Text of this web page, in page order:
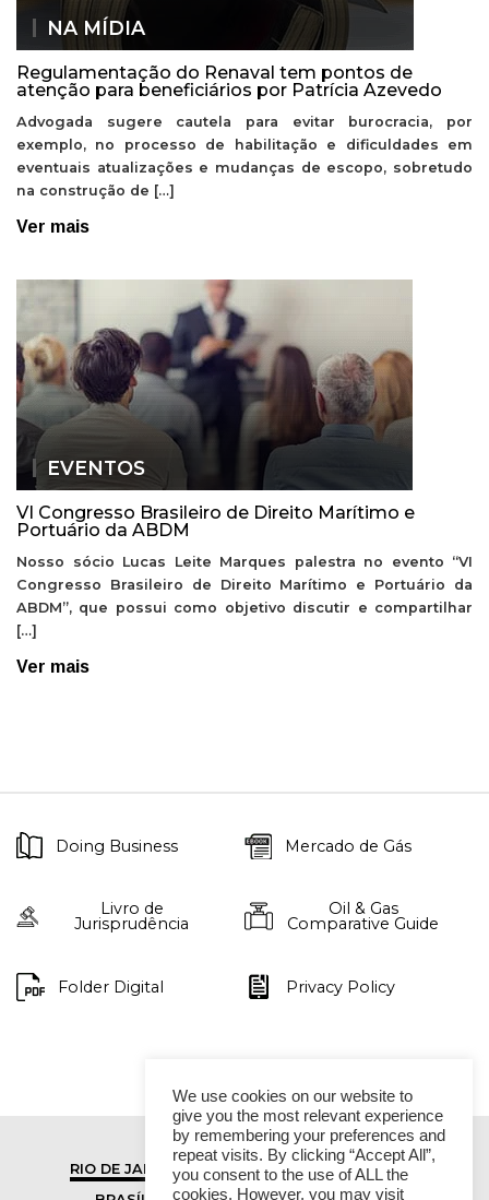
NA MÍDIA
Regulamentação do Renaval tem pontos de
atenção para beneficiários por Patrícia Azevedo
Advogada sugere cautela para evitar burocracia, por
exemplo, no processo de habilitação e dificuldades em
eventuais atualizações e mudanças de escopo, sobretudo
na construção de […]
Ver mais
EVENTOS
VI Congresso Brasileiro de Direito Marítimo e
Portuário da ABDM
Nosso sócio Lucas Leite Marques palestra no evento “VI
Congresso Brasileiro de Direito Marítimo e Portuário da
ABDM”, que possui como objetivo discutir e compartilhar
[…]
Ver mais
Doing Business Mercado de Gás
Livro de
Jurisprudência
Oil & Gas
Comparative Guide
Folder Digital Privacy Policy
RIO DE JANEIRO
SÃO PAULO
We use cookies on our website to
give you the most relevant experience
by remembering your preferences and
repeat visits. By clicking “Accept All”,
you consent to the use of ALL the
cookies. However, you may visit